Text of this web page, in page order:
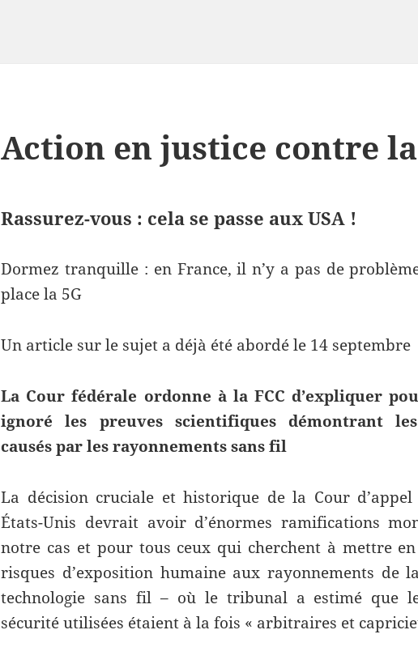
Action en justice contre
Rassurez-vous : cela se passe aux USA !
Dormez tranquille : en France, il n’y a pas de
place la 5G
Un article sur le sujet a déjà été abordé le 14 septembre
La Cour fédérale ordonne à la FCC d’expliquer
ignoré les preuves scientifiques démontrant les
causés par les rayonnements sans fil
La décision cruciale et historique de la Cour d’appel
États-Unis devrait avoir d’énormes ramifications
notre cas et pour tous ceux qui cherchent à mettre en
risques d’exposition humaine aux rayonnements de
technologie sans fil – où le tribunal a estimé que
sécurité utilisées étaient à la fois « arbitraires et